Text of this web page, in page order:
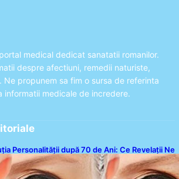
medical dedicat sanatatii romanilor.
despre afectiuni, remedii naturiste,
propunem sa fim o sursa de referinta
informatii medicale de incredere.
Personalității după 70 de Ani: Ce Revelații Ne
Studiile Psihologice